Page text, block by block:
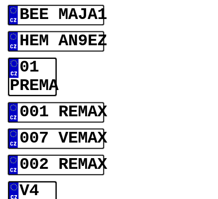
BEE MAJA1
HEM AN9EZ
01
PREMA
001 REMAX
007 VEMAX
002 REMAX
V4